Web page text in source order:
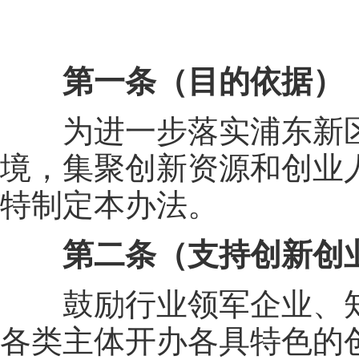
第一条（目的依据）
为进一步落实浦东新区
境，集聚创新资源和创业
特制定本办法。
第二条（支持创新创
鼓励行业领军企业、
各类主体开办各具特色的